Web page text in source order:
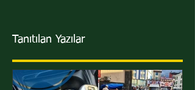
Tanıtılan Yazılar